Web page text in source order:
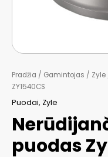
Pradžia / Gamintojas / Zyle
ZY1540CS
Puodai, Zyle
puodas